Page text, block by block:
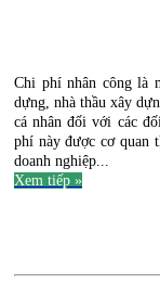
Chi phí nhân công là
dựng, nhà thầu xây
cá nhân đối với các
phí này được cơ quan
doanh nghiệp...
Xem tiếp »